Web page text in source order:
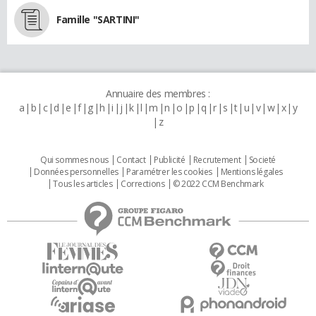
Famille "SARTINI"
Annuaire des membres :
a b c d e f g h i j k l m n o p q r s t u v w x y
z
Qui sommes nous Contact Publicité Recrutement
Societé
Données personnelles
Paramétrer les cookies
Mentions légales
Tous les articles
Corrections © 2022 CCM Benchmark